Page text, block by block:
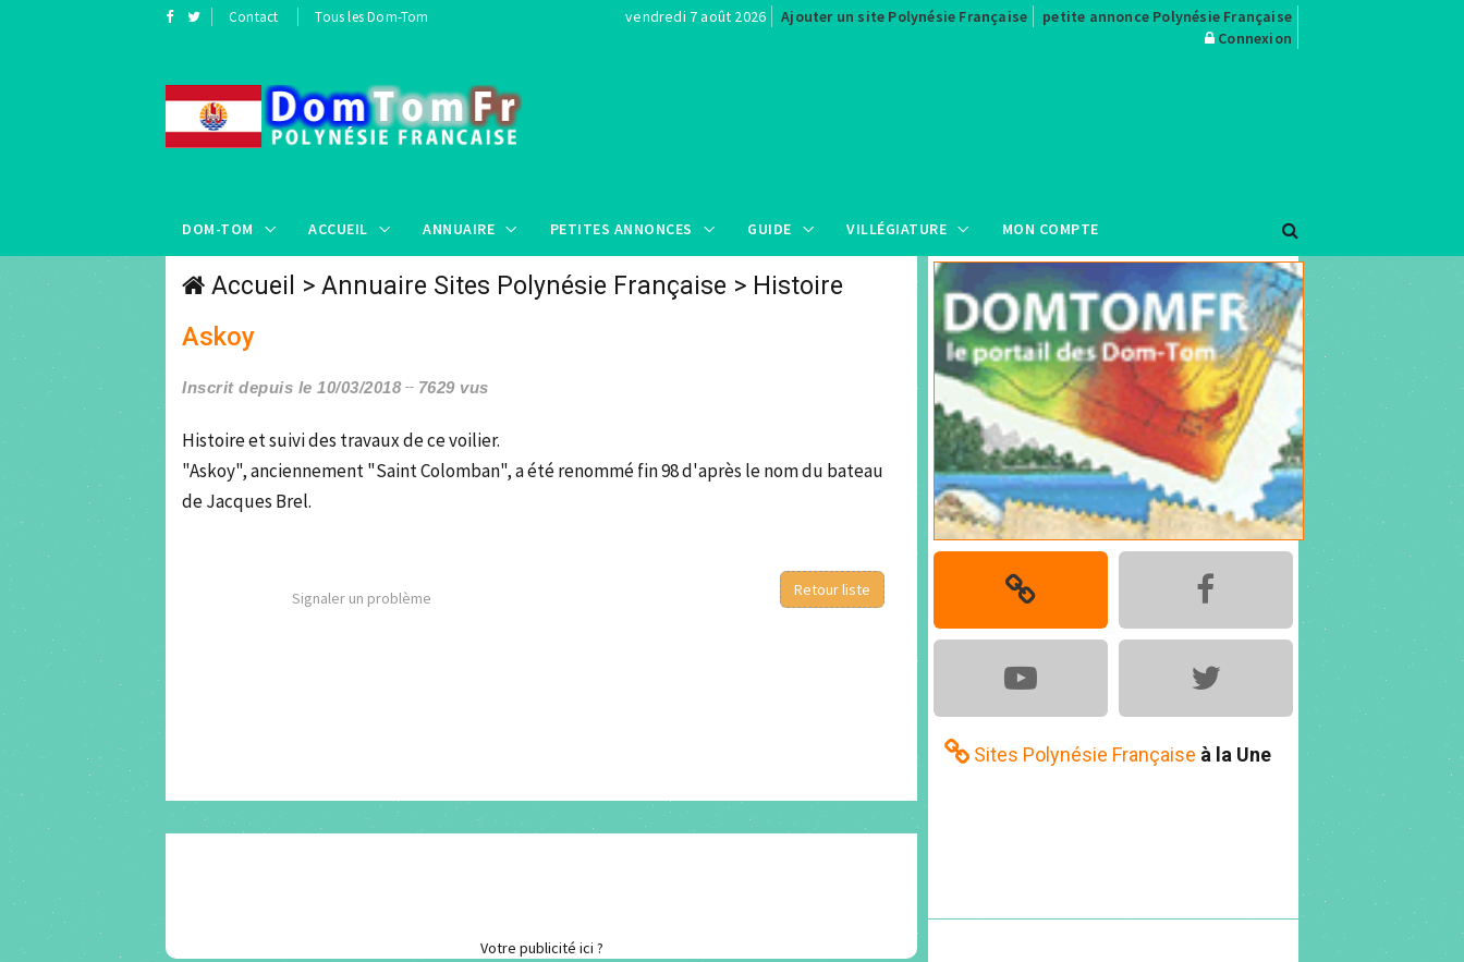
Contact Tous les Dom-Tom vendredi 7 août 2026 Ajouter un site Polynésie Française
petite annonce Polynésie Française
Connexion
DOM-TOM ACCUEIL ANNUAIRE PETITES ANNONCES GUIDE VILLÉGIATURE MON COMPTE
Accueil > Annuaire Sites Polynésie Française > Histoire
Askoy
Inscrit depuis le 10/03/2018 7629 vus
Histoire et suivi des travaux de ce voilier.
"Askoy", anciennement "Saint Colomban", a été renommé fin 98 d'après le nom du bateau
de Jacques Brel.
Signaler un problème Retour liste
Votre publicité ici ?
Sites Polynésie Française à la Une